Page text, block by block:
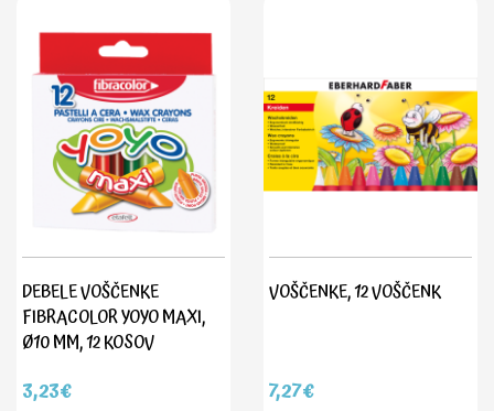
DEBELE VOŠČENKE
FIBRACOLOR YOYO MAXI,
Ø10 MM, 12 KOSOV
3,23€
VOŠČENKE, 12 VOŠČENK
7,27€